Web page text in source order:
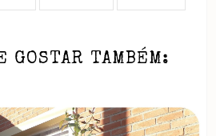
GOSTAR TAMBÉM: